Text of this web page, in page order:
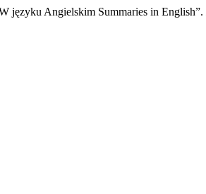
języku Angielskim Summaries in English”.